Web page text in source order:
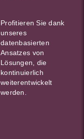
Profitieren Sie dank
unseres
datenbasierten
Ansatzes von
Lösungen, die
kontinuierlich
weiterentwickelt
werden.